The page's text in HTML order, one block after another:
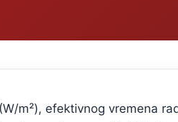
m²), efektivnog vremena